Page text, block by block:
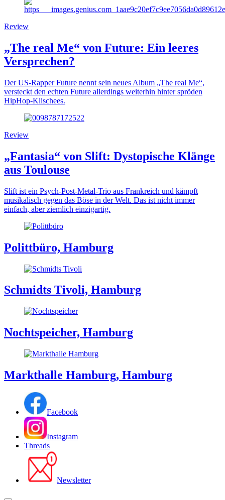
Review
„The real Me“ von Future: Ein leeres
Versprechen?
Der US-Rapper Future nennt sein neues Album „The real Me“,
versteckt den echten Future allerdings weiterhin hinter spröden
HipHop-Klischees.
Review
„Fantasia“ von Slift: Dystopische Klänge
aus Toulouse
Slift ist ein Psych-Post-Metal-Trio aus Frankreich und kämpft
musikalisch gegen das Böse in der Welt. Das ist nicht immer
einfach, aber ziemlich einzigartig.
Polittbüro, Hamburg
Schmidts Tivoli, Hamburg
Nochtspeicher, Hamburg
Markthalle Hamburg, Hamburg
Facebook
Instagram
Threads
Newsletter